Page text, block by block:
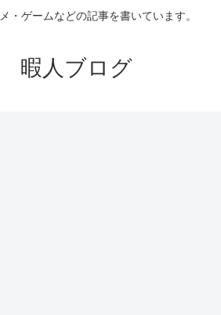
・ゲームなどの記事を書いています。
暇人ブログ